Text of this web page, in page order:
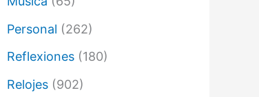
Personal (262)
Reflexiones (180)
Relojes (902)